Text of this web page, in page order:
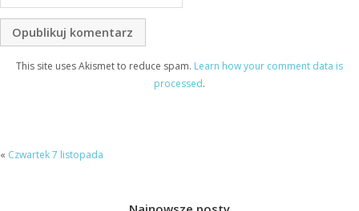
This site uses Akismet to reduce spam. Learn how your comment data is
processed.
« Czwartek 7 listopada